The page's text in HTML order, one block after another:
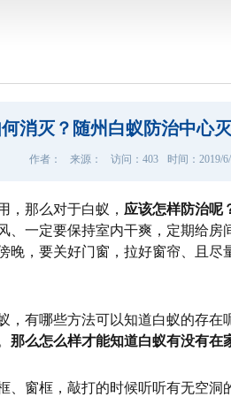
消灭？随州白蚁防治中心
作者： 来源： 访问： 403 时间：2019/
，那么对于白蚁， 应该怎样防治呢
、一定要保持室内干爽，定期给
晚，要关好门窗，拉好窗帘、且
，有哪些方法可以知道白蚁的存
那么怎么样才能知道白蚁有没有在
、窗框，敲打的时候听听有无空洞